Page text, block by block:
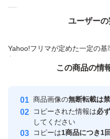
ユーザー
Yahoo!フリマが定めた一定の
付与しています
安心取引出品者
取引実績
価格の相談
この商品の情
商品画像の無断転載は
コピーされた情報は必
してください
コピーは1商品につき1回
この商品をみている人にオ